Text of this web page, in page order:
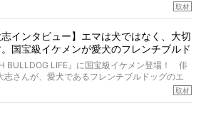
フレンチブルドッグだけでなく、脳腫瘍と闘う
ナーである佐藤さんご夫婦に、治療の選択やケ
詳しくお話しをうかがいました。
と思う。
をいますぐ解消することはできないが、話をき
たり笑ったりするのもいいだろう。
った、こんなにいい子だった、ほんとうに愛し
沼恵美子さんのご自宅へ伺って、お話をきこう
取材
志インタビュー】エマは犬ではなく、大切
国宝級イケメンが愛犬のフレンチブルド
緒に登場
BULLDOG LIFE』に国宝級イケメン登場！ 俳
志さんが、愛犬であるフレンチブルドッグのエ
2歳の女の子）にメロメロとの情報を聞きつけ、
取材